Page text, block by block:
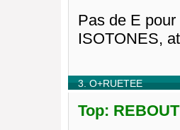
Pas de E
ISOTONES,
3. O+RUETEE
Top: